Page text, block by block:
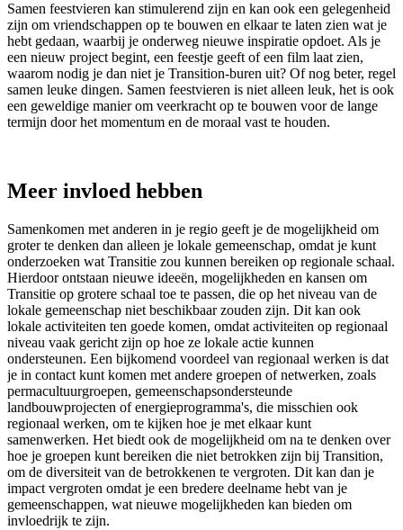
Samen feestvieren kan stimulerend zijn en kan ook een gelegenheid
zijn om vriendschappen op te bouwen en elkaar te laten zien wat je
hebt gedaan, waarbij je onderweg nieuwe inspiratie opdoet. Als je
een nieuw project begint, een feestje geeft of een film laat zien,
waarom nodig je dan niet je Transition-buren uit? Of nog beter, regel
samen leuke dingen. Samen feestvieren is niet alleen leuk, het is ook
een geweldige manier om veerkracht op te bouwen voor de lange
termijn door het momentum en de moraal vast te houden.
Meer invloed hebben
Samenkomen met anderen in je regio geeft je de mogelijkheid om
groter te denken dan alleen je lokale gemeenschap, omdat je kunt
onderzoeken wat Transitie zou kunnen bereiken op regionale schaal.
Hierdoor ontstaan nieuwe ideeën, mogelijkheden en kansen om
Transitie op grotere schaal toe te passen, die op het niveau van de
lokale gemeenschap niet beschikbaar zouden zijn. Dit kan ook
lokale activiteiten ten goede komen, omdat activiteiten op regionaal
niveau vaak gericht zijn op hoe ze lokale actie kunnen
ondersteunen. Een bijkomend voordeel van regionaal werken is dat
je in contact kunt komen met andere groepen of netwerken, zoals
permacultuurgroepen, gemeenschapsondersteunde
landbouwprojecten of energieprogramma's, die misschien ook
regionaal werken, om te kijken hoe je met elkaar kunt
samenwerken. Het biedt ook de mogelijkheid om na te denken over
hoe je groepen kunt bereiken die niet betrokken zijn bij Transition,
om de diversiteit van de betrokkenen te vergroten. Dit kan dan je
impact vergroten omdat je een bredere deelname hebt van je
gemeenschappen, wat nieuwe mogelijkheden kan bieden om
invloedrijk te zijn.